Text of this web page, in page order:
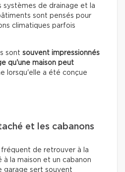
systèmes de drainage et la
sont pensés pour
climatiques parfois
sont souvent impressionnés
qu'une maison peut
lorsqu'elle a été conçue
et les cabanons
de retrouver à la
la maison et un cabanon
garage sert souvent